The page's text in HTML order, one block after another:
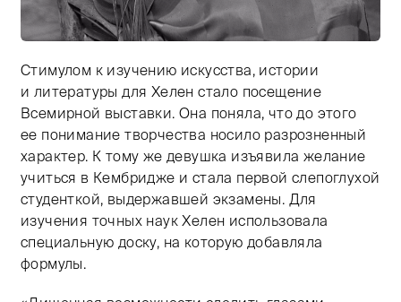
Тифлокомментарий: черно-белая фотография.
Стимулом к изучению искусства, истории
и литературы для Хелен стало посещение
Всемирной выставки. Она поняла, что до этого
ее понимание творчества носило разрозненный
характер. К тому же девушка изъявила желание
учиться в Кембридже и стала первой слепоглухой
студенткой, выдержавшей экзамены. Для
изучения точных наук Хелен использовала
специальную доску, на которую добавляла
формулы.